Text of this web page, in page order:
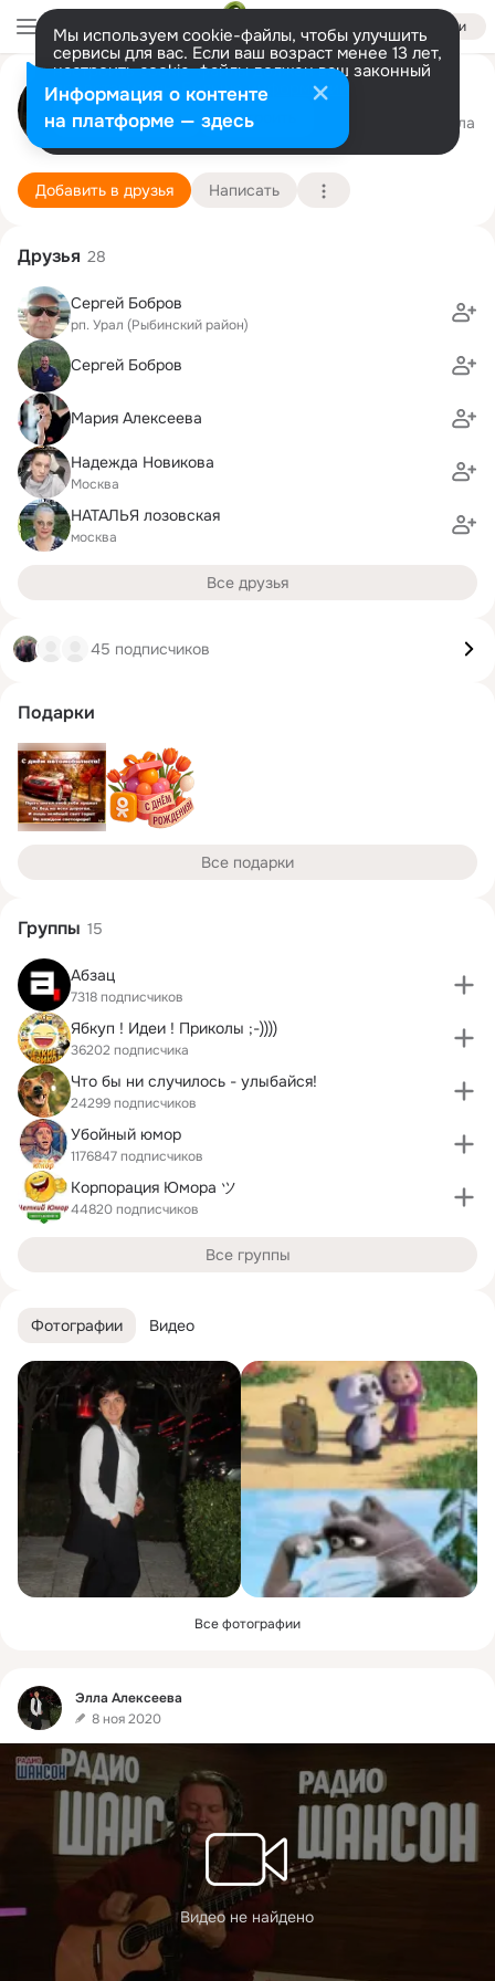
Войти
Мы используем cookie-файлы, чтобы улучшить
сервисы для вас. Если ваш возраст менее 13 лет,
настроить cookie-файлы должен ваш законный
представитель. Больше информации
Разрешить все Настроить
Элла Алексеева
г.Москва 24 сентября (55 лет)
231 школа
Подробнее
Добавить в друзья Написать
Фотографии Видео
Все фотографии
Фид
Элла Алексеева
8 ноя 2020
Видео не найдено
Друзья 28
Сергей Бобров
рп. Урал (Рыбинский район)
Сергей Бобров
Мария Алексеева
Надежда Новикова
Москва
НАТАЛЬЯ лозовская
москва
Все друзья
45 подписчиков
Подарки
Все подарки
Группы 15
Абзац
7318 подписчиков
Ябкуп ! Идеи ! Приколы ;-))))
36202 подписчика
Что бы ни случилось - улыбайся!
24299 подписчиков
Убойный юмор
1176847 подписчиков
Корпорация Юмора ツ
44820 подписчиков
Все группы
Информация о контенте
на платформе — здесь